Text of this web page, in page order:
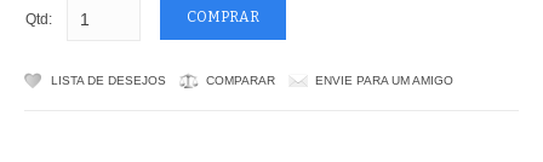
Qtd:
LISTA DE DESEJOS COMPARAR ENVIE PARA UM AMIGO